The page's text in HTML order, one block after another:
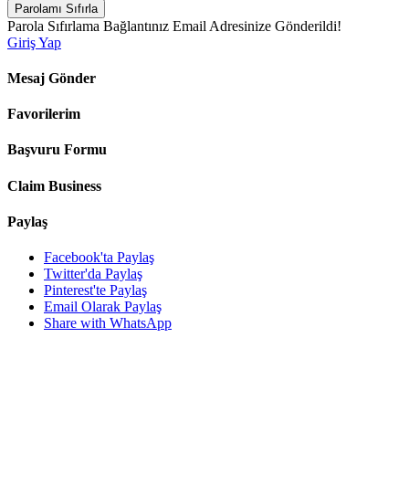
Parolamı Sıfırla
Parola Sıfırlama Bağlantınız Email Adresinize Gönderildi!
Giriş Yap
Mesaj Gönder
Favorilerim
Başvuru Formu
Claim Business
Paylaş
Facebook'ta Paylaş
Twitter'da Paylaş
Pinterest'te Paylaş
Email Olarak Paylaş
Share with WhatsApp